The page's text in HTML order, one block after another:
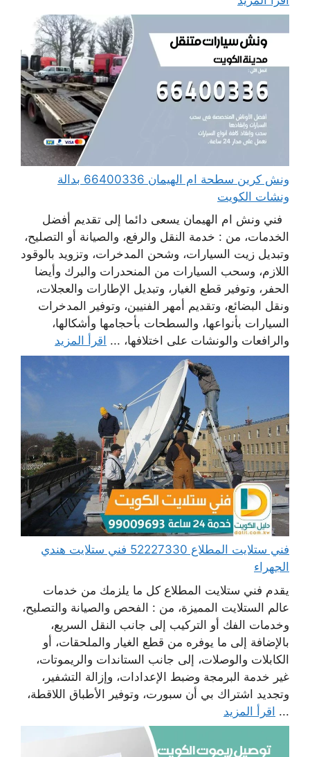
ونش كرين سطحة ام الهيمان 66400336 بدالة
ونشات الكويت
فني ونش ام الهيمان يسعى دائما إلى تقديم أفضل
الخدمات، من : خدمة النقل والرفع، والصيانة أو التصليح،
وتبديل زيت السيارات، وشحن المدخرات، وتزويد بالوقود
اللازم، وسحب السيارات من المنحدرات والبرك وأيضا
الحفر، وتوفير قطع الغيار، وتبديل الإطارات والعجلات،
ونقل البضائع، وتقديم أمهر الفنيين، وتوفير المدخرات
السيارات بأنواعها، والسطحات بأحجامها وأشكالها،
والرافعات والونشات على اختلافها، ... اقرأ المزيد
فني ستلايت المطلاع 52227330 فني ستلايت هندي
الجهراء
يقدم فني ستلايت المطلاع كل ما يلزمك من خدمات
عالم الستلايت المميزة، من : الفحص والصيانة والتصليح،
وخدمات الفك أو التركيب إلى جانب النقل السريع،
بالإضافة إلى ما يوفره من قطع الغيار والملحقات، أو
الكابلات والوصلات، إلى جانب الستاندات والريموتات،
غير خدمة البرمجة وضبط الإعدادات، وإزالة التشفير،
وتجديد اشتراك بي أن سبورت، وتوفير الأطباق اللاقطة،
... اقرأ المزيد